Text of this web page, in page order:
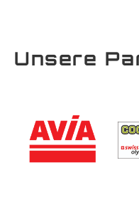
Unsere